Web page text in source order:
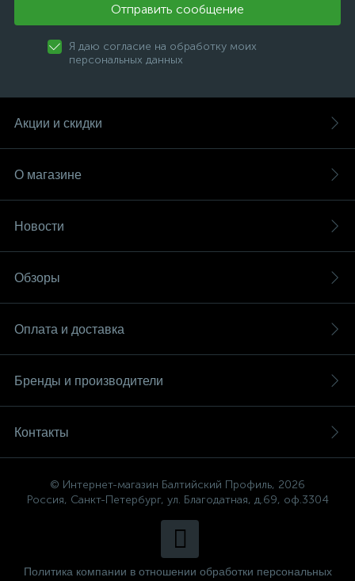
Отправить сообщение
Я даю согласие на обработку моих
персональных данных
Акции и скидки
О магазине
Новости
Обзоры
Оплата и доставка
Бренды и производители
Контакты
© Интернет-магазин Балтийский Профиль, 2026
Россия, Санкт-Петербург, ул. Благодатная, д.69, оф.3304
Политика компании в отношении обработки персональных